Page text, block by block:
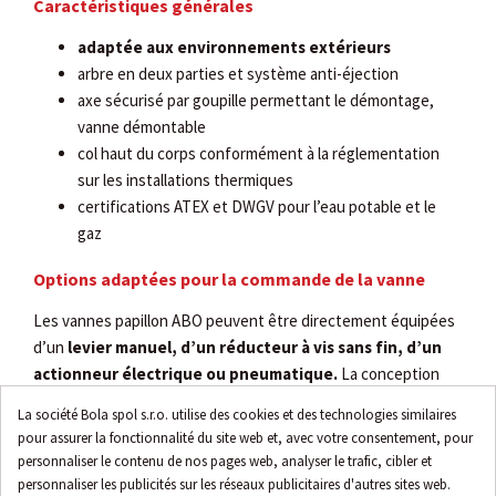
La société Bola spol s.r.o. utilise des cookies et des technologies similaires
pour assurer la fonctionnalité du site web et, avec votre consentement, pour
personnaliser le contenu de nos pages web, analyser le trafic, cibler et
personnaliser les publicités sur les réseaux publicitaires d'autres sites web.
Caractéristiques générales
adaptée aux environnements extérieurs
arbre en deux parties et système anti-éjection
axe sécurisé par goupille permettant le démontage,
vanne démontable
col haut du corps conformément à la réglementation
sur les installations thermiques
certifications ATEX et DWGV pour l’eau potable et le
gaz
Options adaptées pour la commande de la vanne
Les vannes papillon ABO peuvent être directement équipées
d’un levier manuel, d’un réducteur à vis sans fin, d’un
actionneur électrique ou pneumatique. La conception
une installation simple sur site. Cette exécution garantit la
compatibilité entre la robinetterie et l’actionneur et réduit la
hauteur totale.